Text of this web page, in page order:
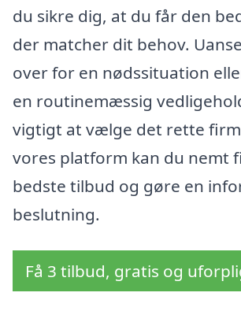
du sikre dig, at du får den
der matcher dit behov.
over for en nødssituation
en routinemæssig
vigtigt at vælge det rette
vores platform kan du nemt
bedste tilbud og gøre en
beslutning.
Få 3 tilbud, gratis og